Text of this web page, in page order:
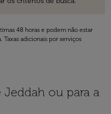
48 horas e podem não estar
adicionais por serviços
Jeddah ou para a